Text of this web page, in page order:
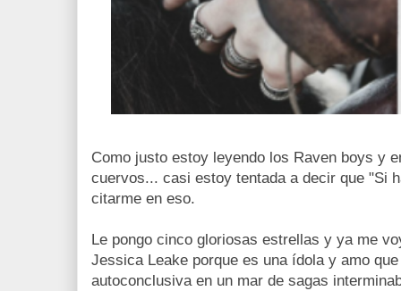
Como justo estoy leyendo los Raven boys y
cuervos... casi estoy tentada a decir que "Si
citarme en eso.
Le pongo cinco gloriosas estrellas y ya me
Jessica Leake porque es una ídola y amo
autoconclusiva en un mar de sagas